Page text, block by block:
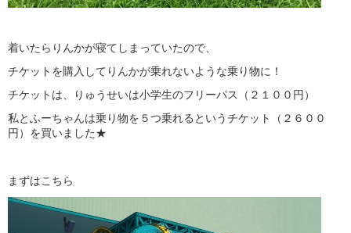
着いたらりんかが寝てしまっていたので、
チケットを購入してりんかが乗れないような乗り物に！
チケットは、りゅうせいは小学生のフリーパス（２１００円）
私とふーちゃんは乗り物を５つ乗れるというチケット（２６００
円）を買いました★
まずはこちら